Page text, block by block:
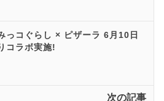
っコぐらし × ピザーラ 6月10日
コラボ実施!
次の記事